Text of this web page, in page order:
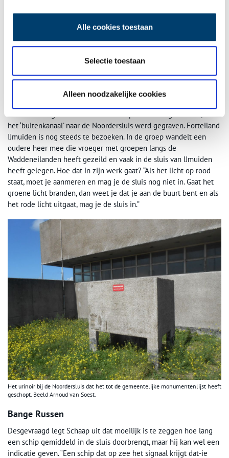
Alle cookies toestaan
Selectie toestaan
Alleen noodzakelijke cookies
“Kijk uit, een fietser,” roept de gids, want de wegen zijn hier smal.
In de verte zien we de schoorstenen van Tata Steel (Hooghovens),
manier kunnen de ‘diepstekende’ schepen meteen weer terug
naar zee, en hoeven ze niet eerst door de sluizen. Dat scheelt
een eiland is geweest. Dat is het fort pas in 1929 geworden, toen
het ‘buitenkanaal’ naar de Noordersluis werd gegraven. Forteiland
IJmuiden is nog steeds te bezoeken. In de groep wandelt een
oudere heer mee die vroeger met groepen langs de
Waddeneilanden heeft gezeild en vaak in de sluis van IJmuiden
heeft gelegen. Hoe dat in zijn werk gaat? “Als het licht op rood
staat, moet je aanmeren en mag je de sluis nog niet in. Gaat het
groene licht branden, dan weet je dat je aan de buurt bent en als
het rode licht uitgaat, mag je de sluis in.”
Het urinoir bij de Noordersluis dat het tot de gemeentelijke monumentenlijst heeft
geschopt. Beeld Arnoud van Soest.
Bange Russen
Desgevraagd legt Schaap uit dat moeilijk is te zeggen hoe lang
een schip gemiddeld in de sluis doorbrengt, maar hij kan wel een
indicatie geven. “Een schip dat op zee het signaal krijgt dat-ie